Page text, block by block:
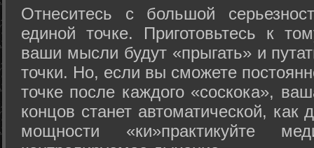
Отнеситесь с большой
единой точке. Приготовьтесь к
ваши мысли будут «прыгать» и
точки. Но, если вы сможете
точке после каждого «соскока»,
концов станет автоматической,
мощности «ки»практикуйте